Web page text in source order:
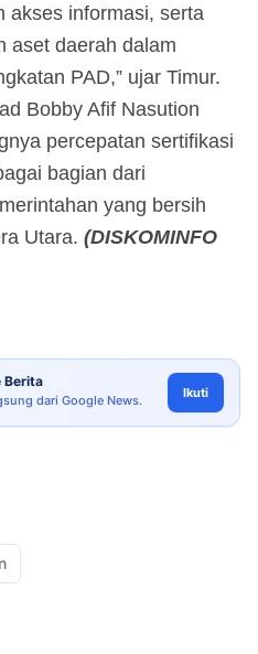
akses informasi, serta
aset daerah dalam
PAD,” ujar Timur.
Bobby Afif Nasution
percepatan sertifikasi
bagian dari
yang bersih
Utara. (DISKOMINFO
Berita
dari Google News. Ikuti